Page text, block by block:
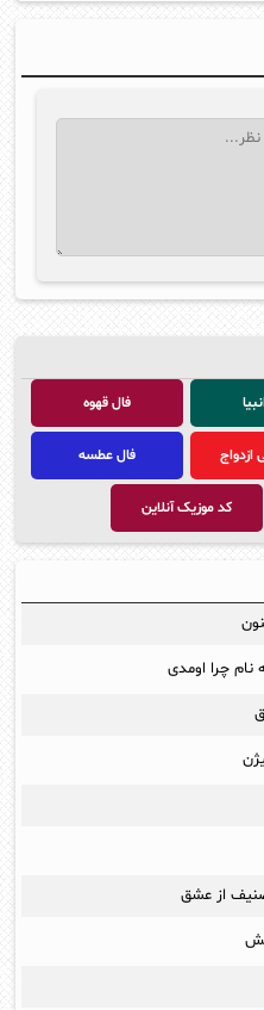
فال قهوه
ازدواج فال عطسه
کد موزیک آنلاین
چرا اومدی
از عشق